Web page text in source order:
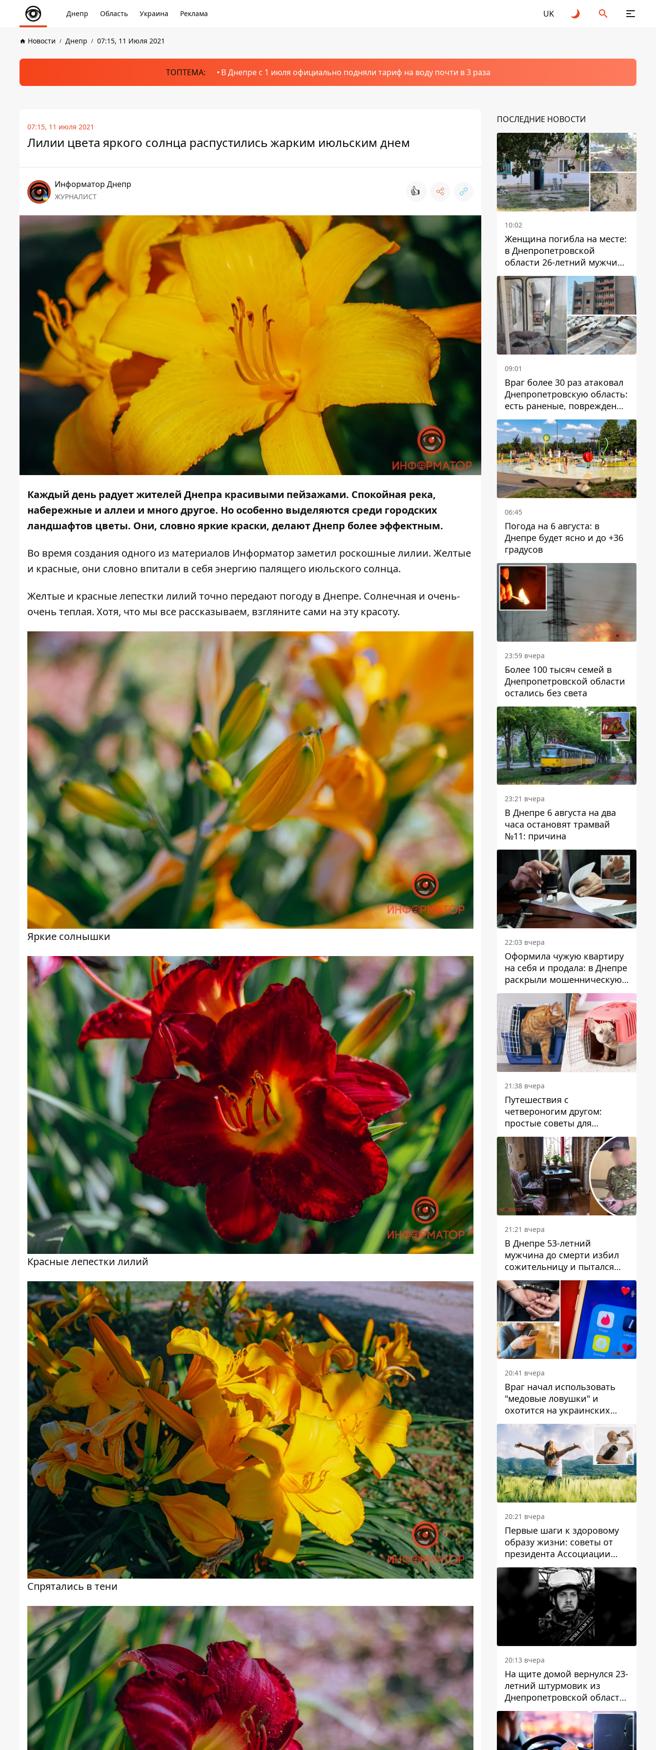
Днепр Область Украина Реклама UK
Новости Днепр 07:15, 11 Июля 2021
ТОПТЕМА: В Днепре с 1 июля официально подняли тариф на воду почти в 3 раза
07:15, 11 июля 2021
Лилии цвета яркого солнца распустились жарким июльским днем
Информатор Днепр
ЖУРНАЛИСТ 👍
Каждый день радует жителей Днепра красивыми пейзажами. Спокойная река,
набережные и аллеи и много другое. Но особенно выделяются среди городских
ландшафтов цветы. Они, словно яркие краски, делают Днепр более эффектным.
Во время создания одного из материалов Информаторзаметил роскошные лилии. Желтые
и красные, они словно впитали в себя энергию палящего июльского солнца.
Желтые и красные лепестки лилий точно передают погоду в Днепре. Солнечная и очень-
очень теплая. Хотя, что мы все рассказываем, взгляните сами на эту красоту.
Яркие солнышки
Красные лепестки лилий
Спрятались в тени
ПОСЛЕДНИЕ НОВОСТИ
10:02
Женщина погибла на месте:
в Днепропетровской
области 26-летний мужчина
избил трех человек
металлическим предметом
09:01
Враг более 30 раз атаковал
Днепропетровскую область:
есть раненые, повреждены
лицей, дома и предприятия
06:45
Погода на 6 августа: в
Днепре будет ясно и до +36
градусов
23:59 вчера
Более 100 тысяч семей в
Днепропетровской области
остались без света
23:21 вчера
В Днепре 6 августа на два
часа остановят трамвай
№11: причина
22:03 вчера
Оформила чужую квартиру
на себя и продала: в Днепре
раскрыли мошенническую
схему с недвижимостью
21:38 вчера
Путешествия с
четвероногим другом:
простые советы для
поездок с животными
21:21 вчера
В Днепре 53-летний
мужчина до смерти избил
сожительницу и пытался
скрыть преступление:
детали
20:41 вчера
Враг начал использовать
"медовые ловушки" и
охотится на украинских
военнослужащих
20:21 вчера
Первые шаги к здоровому
образу жизни: советы от
президента Ассоциации
диетологов Украины
20:13 вчера
На щите домой вернулся 23-
летний штурмовик из
Днепропетровской области
Богдан Бескровный